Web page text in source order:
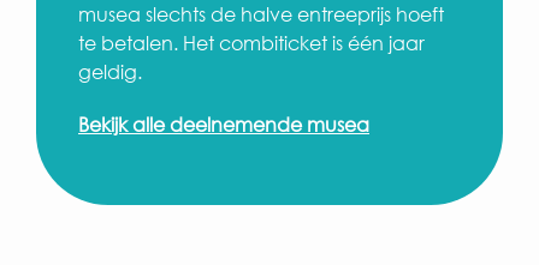
musea slechts de halve entreeprijs hoeft
te betalen. Het combiticket is één jaar
geldig.
Bekijk alle deelnemende musea